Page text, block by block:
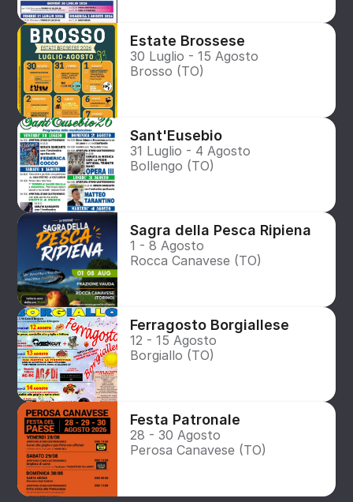
Estate Brossese
30 Luglio - 15 Agosto
Brosso (TO)
Sant'Eusebio
31 Luglio - 4 Agosto
Bollengo (TO)
Sagra della Pesca Ripiena
1 - 8 Agosto
Rocca Canavese (TO)
Ferragosto Borgiallese
12 - 15 Agosto
Borgiallo (TO)
Festa Patronale
28 - 30 Agosto
Perosa Canavese (TO)